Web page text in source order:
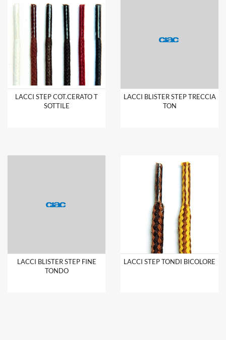
LACCI STEP COT.CERATO T
SOTTILE
LACCI BLISTER STEP TRECCIA
TON
LACCI BLISTER STEP FINE
TONDO
LACCI STEP TONDI BICOLORE